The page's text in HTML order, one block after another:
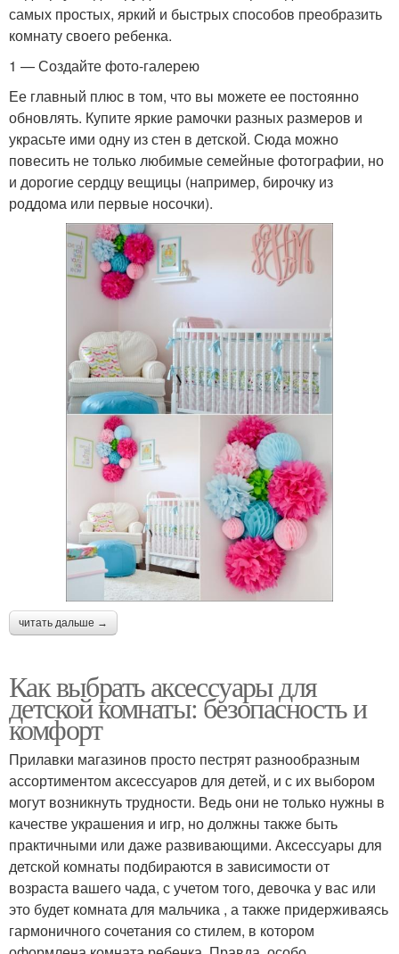
самых простых, яркий и быстрых способов преобразить
комнату своего ребенка.
1 — Создайте фото-галерею
Ее главный плюс в том, что вы можете ее постоянно
обновлять. Купите яркие рамочки разных размеров и
украсьте ими одну из стен в детской. Сюда можно
повесить не только любимые семейные фотографии, но
и дорогие сердцу вещицы (например, бирочку из
роддома или первые носочки).
читать дальше →
Как выбрать аксессуары для
детской комнаты: безопасность и
комфорт
Прилавки магазинов просто пестрят разнообразным
ассортиментом аксессуаров для детей, и с их выбором
могут возникнуть трудности. Ведь они не только нужны в
качестве украшения и игр, но должны также быть
практичными или даже развивающими. Аксессуары для
детской комнаты подбираются в зависимости от
возраста вашего чада, с учетом того, девочка у вас или
это будет комната для мальчика , а также придерживаясь
гармоничного сочетания со стилем, в котором